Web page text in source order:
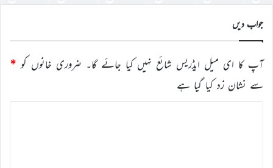
جواب دیں
آپ کا ای میل ایڈریس شائع نہیں کیا جائے گا۔ ضروری خانوں کو *
سے نشان زد کیا گیا ہے